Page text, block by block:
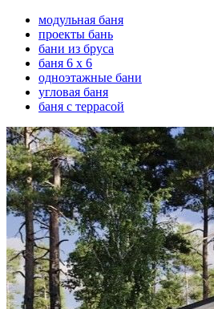
модульная баня
проекты бань
бани из бруса
баня 6 х 6
одноэтажные бани
угловая баня
баня с террасой